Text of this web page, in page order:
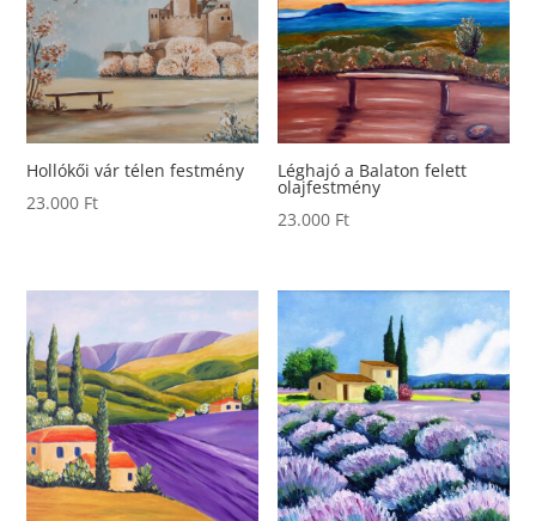
Hollókői vár télen festmény
23.000 Ft
Léghajó a Balaton felett
olajfestmény
23.000 Ft